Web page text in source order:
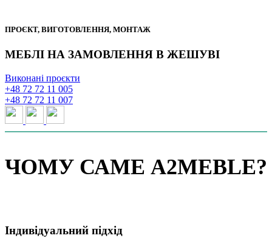
ПРОЄКТ, ВИГОТОВЛЕННЯ, МОНТАЖ
МЕБЛІ НА ЗАМОВЛЕННЯ В ЖЕШУВІ
Виконані проєкти
+48 72 72 11 005
+48 72 72 11 007
ЧОМУ САМЕ A2MEBLE?
Індивідуальний підхід